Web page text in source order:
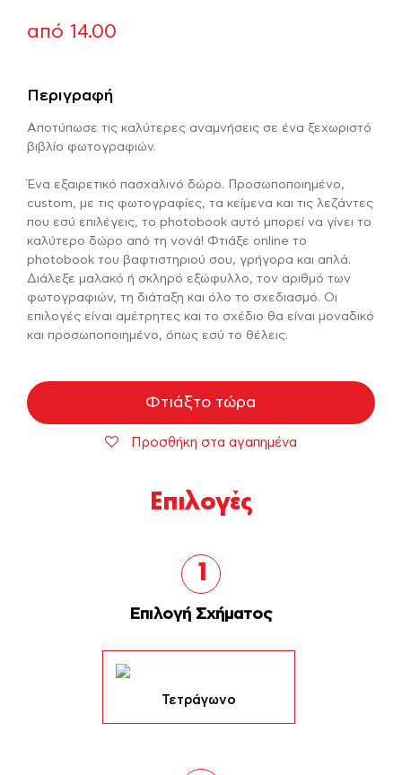
από 14.00
Περιγραφή
Αποτύπωσε τις καλύτερες αναμνήσεις σε ένα ξεχωριστό
βιβλίο φωτογραφιών.
Ένα εξαιρετικό πασχαλινό δώρο. Προσωποποιημένο,
custom, με τις φωτογραφίες, τα κείμενα και τις λεζάντες
που εσύ επιλέγεις, το photobook αυτό μπορεί να γίνει το
καλύτερο δώρο από τη νονά! Φτιάξε online το
photobook του βαφτιστηριού σου, γρήγορα και απλά.
Διάλεξε μαλακό ή σκληρό εξώφυλλο, τον αριθμό των
φωτογραφιών, τη διάταξη και όλο το σχεδιασμό. Οι
επιλογές είναι αμέτρητες και το σχέδιο θα είναι μοναδικό
και προσωποποιημένο, όπως εσύ το θέλεις.
Φτιάξτο τώρα
Προσθήκη στα αγαπημένα
Επιλογές
1
Επιλογή Σχήματος
Τετράγωνο